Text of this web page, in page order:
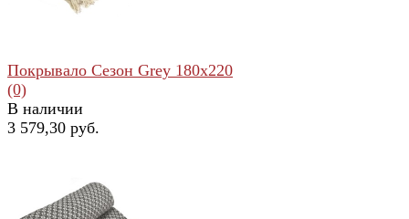
Покрывало Сезон Grey 180x220
(0)
В наличии
3 579,30 руб.